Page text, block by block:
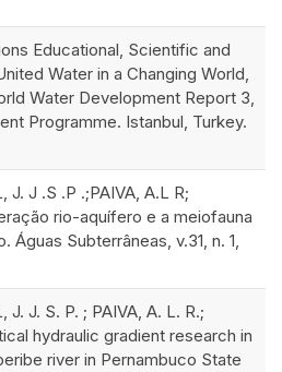
Educational, Scientific and
Water in a Changing World,
Water Development Report 3,
Programme. Istanbul, Turkey.
J. J .S .P .;PAIVA, A.L R;
rio-aquífero e a meiofauna
Águas Subterrâneas, v.31, n. 1,
J. J. S. P. ; PAIVA, A. L. R.;
hydraulic gradient research in
river in Pernambuco State